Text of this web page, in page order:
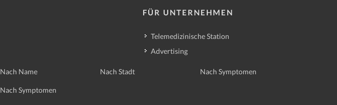
FÜR UNTERNEHMEN
Telemedizinische Station
Advertising
Nach Name Nach Stadt Nach Symptomen
Nach Symptomen